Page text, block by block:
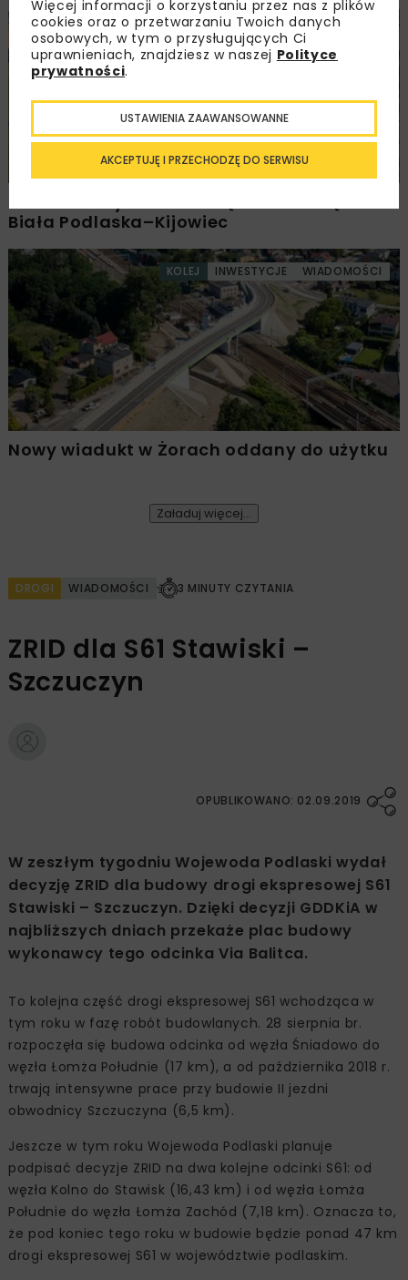
DROGI INWESTYCJE WIADOMOŚCI
Biała Podlaska–Kijowiec
KOLEJ INWESTYCJE WIADOMOŚCI
Nowy wiadukt w Żorach oddany do użytku
Załaduj więcej...
DROGI WIADOMOŚCI 3 MINUTY CZYTANIA
ZRID dla S61 Stawiski –
Szczuczyn
OPUBLIKOWANO: 02.09.2019
W zeszłym tygodniu Wojewoda Podlaski wydał
decyzję ZRID dla budowy drogi ekspresowej S61
Stawiski – Szczuczyn. Dzięki decyzji GDDKiA w
najbliższych dniach przekaże plac budowy
wykonawcy tego odcinka Via Balitca.
To kolejna część drogi ekspresowej S61 wchodząca w
tym roku w fazę robót budowlanych. 28 sierpnia br.
rozpoczęła się budowa odcinka od węzła Śniadowo do
węzła Łomża Południe (17 km), a od października 2018 r.
trwają intensywne prace przy budowie II jezdni
obwodnicy Szczuczyna (6,5 km).
Jeszcze w tym roku Wojewoda Podlaski planuje
podpisać decyzje ZRID na dwa kolejne odcinki S61: od
węzła Kolno do Stawisk (16,43 km) i od węzła Łomża
Południe do węzła Łomża Zachód (7,18 km). Oznacza to,
że pod koniec tego roku w budowie będzie ponad 47 km
drogi ekspresowej S61 w województwie podlaskim.
Więcej informacji o korzystaniu przez nas z plików
cookies oraz o przetwarzaniu Twoich danych
osobowych, w tym o przysługujących Ci
uprawnieniach, znajdziesz w naszej Polityce
prywatności.
AKCEPTUJĘ I PRZECHODZĘ DO SERWISU
USTAWIENIA ZAAWANSOWANNE